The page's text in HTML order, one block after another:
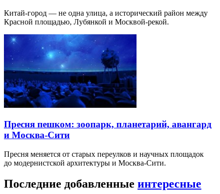
Китай-город — не одна улица, а исторический район между
Красной площадью, Лубянкой и Москвой-рекой.
Пресня пешком: зоопарк, планетарий, авангард
и Москва-Сити
Пресня меняется от старых переулков и научных площадок
до модернистской архитектуры и Москва-Сити.
Последние добавленные интересные